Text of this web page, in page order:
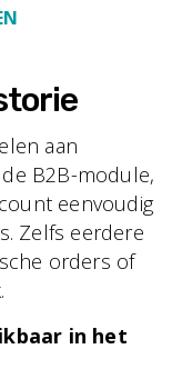
aan
B2B-module,
eenvoudig
Zelfs eerdere
orders of
in het